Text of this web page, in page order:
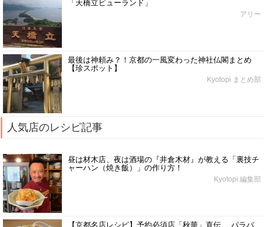
「天橋立ビューランド」
アリー
最後は神頼み？！京都の一風変わった神社仏閣まとめ
【珍スポット】
Kyotopi まとめ部
人気店のレシピ記事
昼は材木店、夜は酒場の『井倉木材』が教える「裏技チ
ャーハン（焼き飯）」の作り方！
Kyotopi 編集部
【京都名店レシピ】予約必須店「秋華」直伝 、パラパ